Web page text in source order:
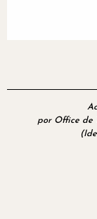
por Office de